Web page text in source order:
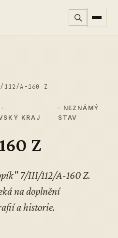
A-160 Z
KRAJ
· NEZNÁMÝ
STAV
Z
7/III/112/A-160 Z.
na doplnění
a historie.